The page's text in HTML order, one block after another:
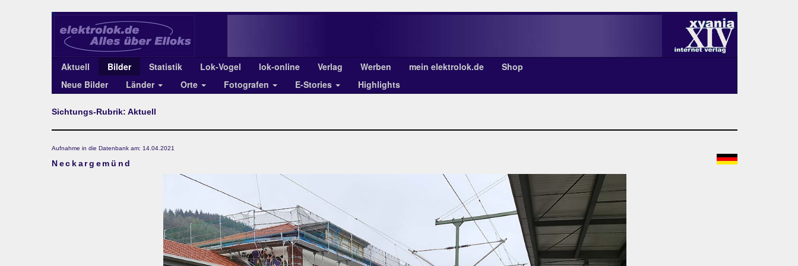
Aktuell Bilder Statistik Lok-Vogel lok-online Verlag Werben mein elektrolok.de
Shop
Neue Bilder
Länder Orte Fotografen E-Stories Highlights
Sichtungs-Rubrik: Aktuell
Aufnahme in die Datenbank am: 14.04.2021
Neckargemünd